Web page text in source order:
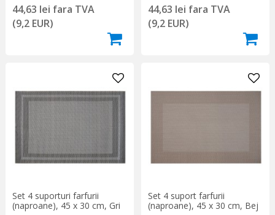
44,63 lei fara TVA
(9,2 EUR)
44,63 lei fara TVA
(9,2 EUR)
Set 4 suporturi farfurii
(naproane), 45 x 30 cm, Gri
Set 4 suport farfurii
(naproane), 45 x 30 cm, Bej